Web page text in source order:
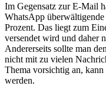
Im Gegensatz zur E-Mail
WhatsApp
Prozent. Das liegt zum
versendet wird und daher
Andererseits sollte man
nicht mit zu vielen
Thema vorsichtig an,
werden.